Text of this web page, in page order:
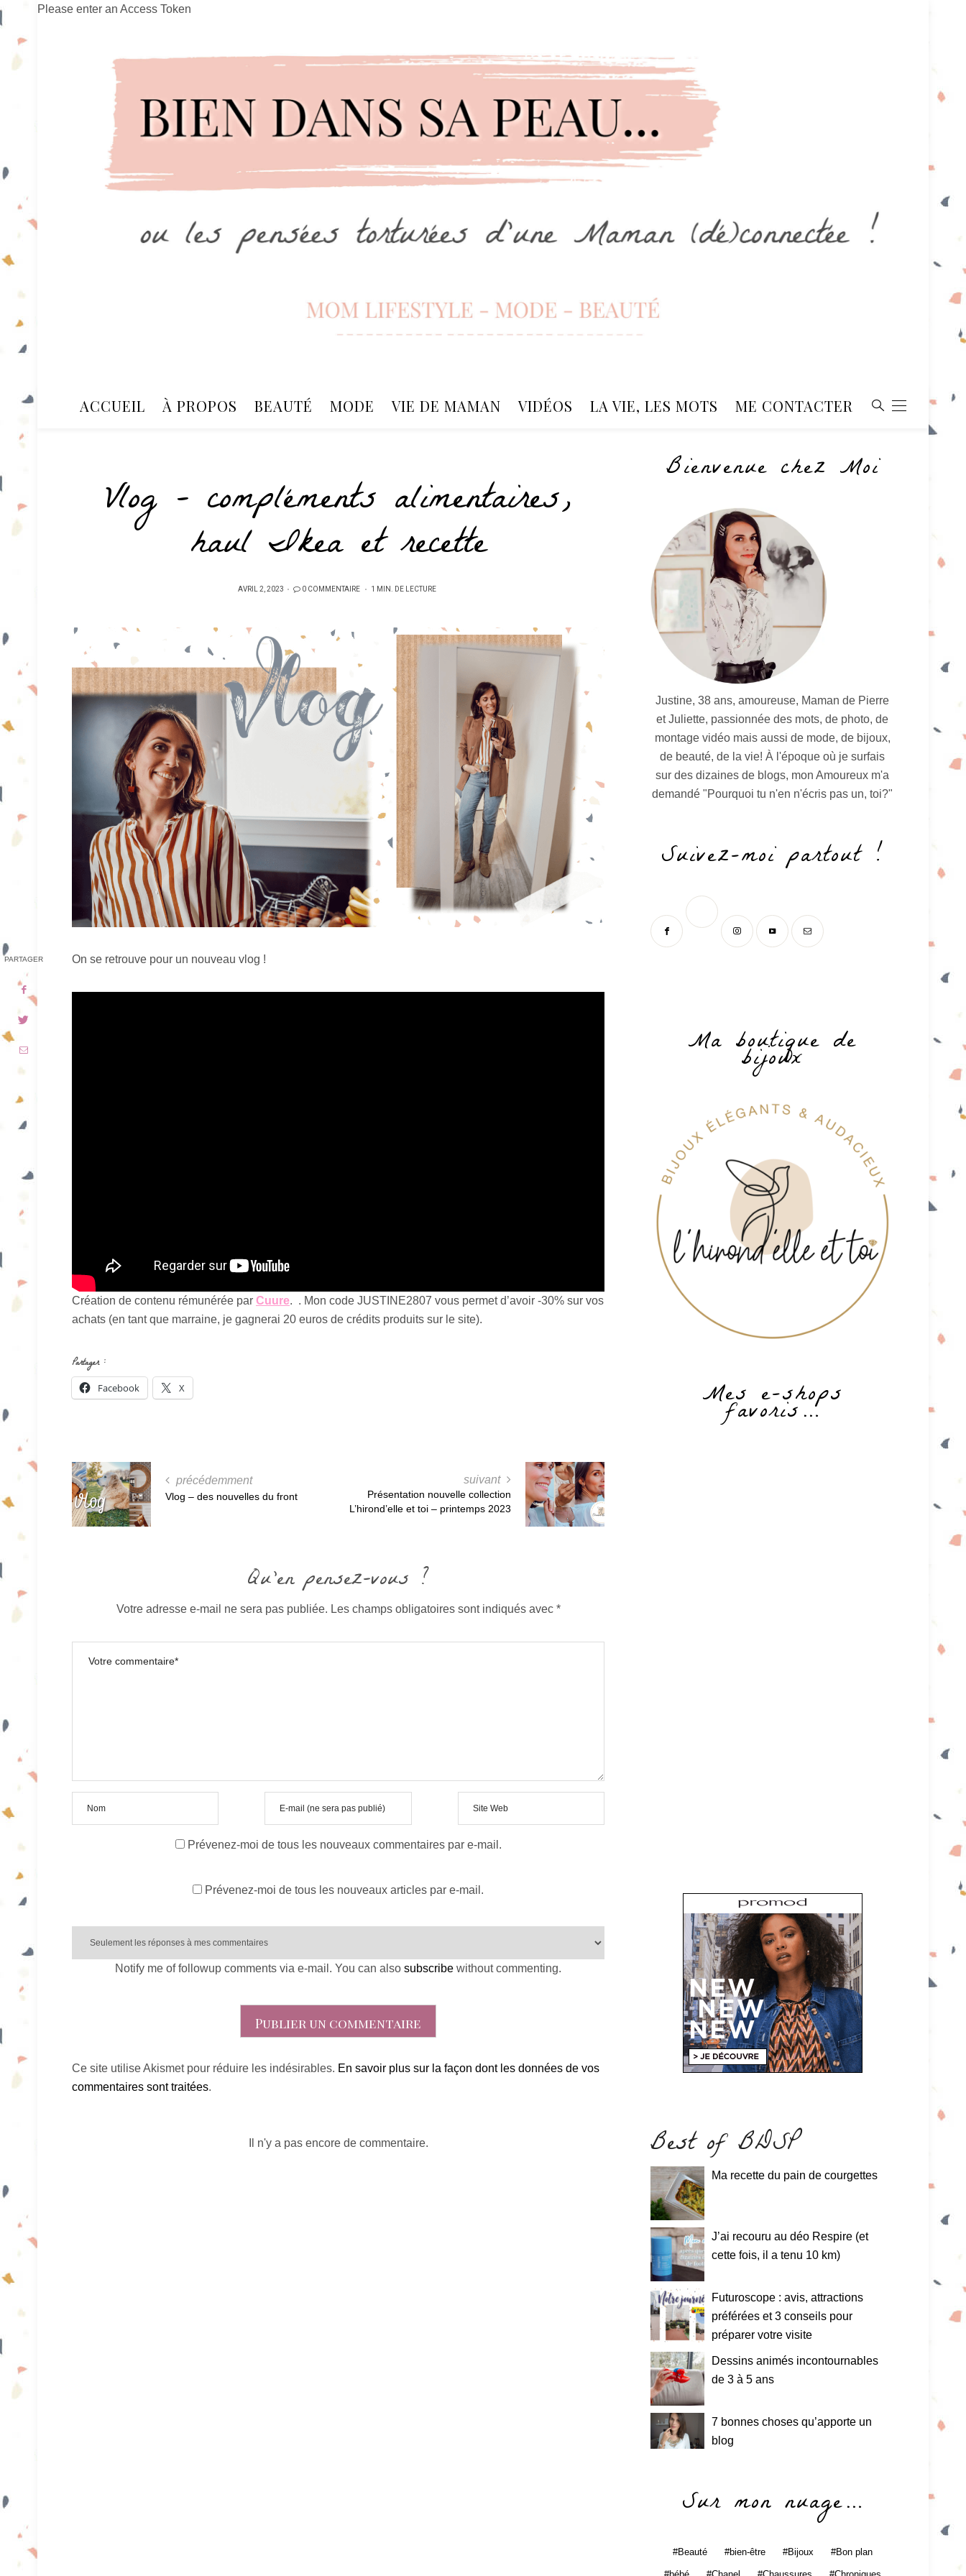
Please enter an Access Token
ACCUEIL À PROPOS BEAUTÉ MODE VIE DE MAMAN VIDÉOS LA VIE, LES MOTS ME CONTACTER
Vlog – compléments alimentaires,
haul Ikea et recette
PUBLIÉ
AVRIL 2, 2023 0 COMMENTAIRE 1 MIN. DE LECTURE
On se retrouve pour un nouveau vlog !
Création de contenu rémunérée par Cuure. . Mon code JUSTINE2807 vous permet d’avoir -30% sur vos
achats (en tant que marraine, je gagnerai 20 euros de crédits produits sur le site).
Partager :
Facebook X
PARTAGER
précédemment
Vlog – des nouvelles du front
suivant
Présentation nouvelle collection
L’hirond’elle et toi – printemps 2023
Qu'en pensez-vous ?
Votre adresse e-mail ne sera pas publiée. Les champs obligatoires sont indiqués avec *
Prévenez-moi de tous les nouveaux commentaires par e-mail.
Prévenez-moi de tous les nouveaux articles par e-mail.
Notify me of followup comments via e-mail. You can alsosubscribe without commenting.
Ce site utilise Akismet pour réduire les indésirables. En savoir plus sur la façon dont les données de vos
commentaires sont traitées.
Il n'y a pas encore de commentaire.
Bienvenue chez Moi
Justine, 38 ans, amoureuse, Maman de Pierre
et Juliette, passionnée des mots, de photo, de
montage vidéo mais aussi de mode, de bijoux,
de beauté, de la vie! À l'époque où je surfais
sur des dizaines de blogs, mon Amoureux m'a
demandé "Pourquoi tu n'en n'écris pas un, toi?"
Suivez-moi partout !
Ma boutique de
bijoux
Mes e-shops
favoris…
Best of BDSP
Ma recette du pain de courgettes
J’ai recouru au déo Respire (et
cette fois, il a tenu 10 km)
Futuroscope : avis, attractions
préférées et 3 conseils pour
préparer votre visite
Dessins animés incontournables
de 3 à 5 ans
7 bonnes choses qu’apporte un
blog
Sur mon nuage…
Beauté bien-être Bijoux Bon plan